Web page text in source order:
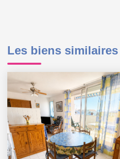
Les biens similaires